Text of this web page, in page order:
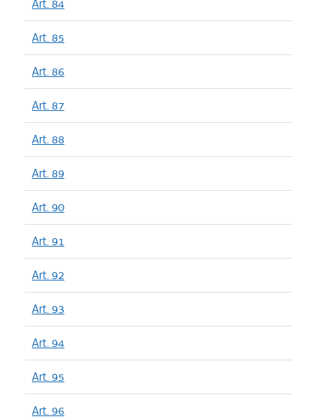
Art. 84
Art. 85
Art. 86
Art. 87
Art. 88
Art. 89
Art. 90
Art. 91
Art. 92
Art. 93
Art. 94
Art. 95
Art. 96